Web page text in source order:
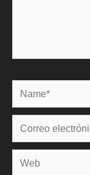
Name*
Correo
electrónico*
Web